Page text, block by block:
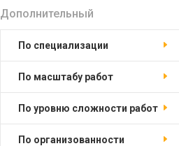
Дополнительный
по специализации
по масштабу работ
по уровню сложности работ
по организованности